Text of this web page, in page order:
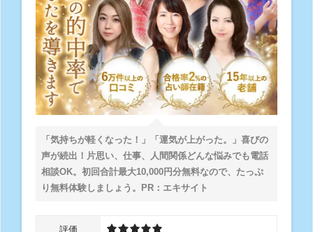
「気持ちが軽くなった！」「運気が上がった。」喜びの
声が続出！片思い、仕事、人間関係どんな悩みでも電話
相談OK。 初回合計最大10,000円分無料なので、たっぷ
り無料体験しましょう。PR：エキサイト
評価